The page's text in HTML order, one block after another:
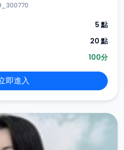
5 點
20 點
100分
即進入